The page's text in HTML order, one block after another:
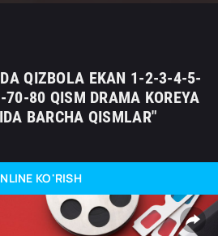
QIZBOLA EKAN 1-2-3-4-5-
80 QISM DRAMA KOREYA
BARCHA QISMLAR"
KO'RISH